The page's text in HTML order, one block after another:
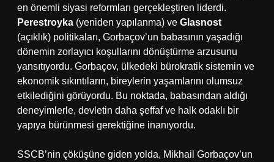
en önemli siyasi reformları gerçekleştiren liderdi.
Perestroyka (yeniden yapılanma) ve Glasnost
(açıklık) politikaları, Gorbaçov’un babasının yaşadığı
dönemin zorlayıcı koşullarını dönüştürme arzusunu
yansıtıyordu. Gorbaçov, ülkedeki bürokratik sistemin ve
ekonomik sıkıntıların, bireylerin yaşamlarını olumsuz
etkilediğini görüyordu. Bu noktada, babasından aldığı
deneyimlerle, devletin daha şeffaf ve halk odaklı bir
yapıya bürünmesi gerektiğine inanıyordu.
SSCB’nin çöküşüne giden yolda, Mikhail Gorbaçov’un